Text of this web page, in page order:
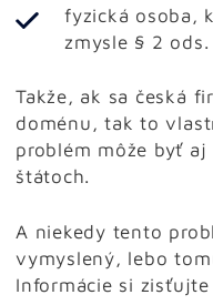
fyzická osoba,
zmysle § 2
Takže, ak sa česká
doménu, tak to
problém môže byť
štátoch.
A niekedy tento
vymyslený, lebo
Informácie si